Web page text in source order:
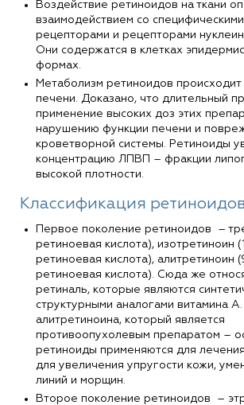
Воздействие ретиноидов на ткани
взаимодействием со
рецепторами и рецепторами
Они содержатся в клетках
формах.
Метаболизм ретиноидов происходит
печени. Доказано, что длительный
применение высоких доз этих
нарушению функции печени и
кроветворной системы. Ретиноиды
концентрацию ЛПВП – фракции
высокой плотности.
Классификация
Первое поколение ретиноидов –
ретиноевая кислота), изотретиноин
ретиноевая кислота), алитретиноин
ретиноевая кислота). Сюда же
ретиналь, которые являются
структурными аналогами витамина
алитретиноина, который является
противоопухолевым препаратом –
ретиноиды применяются для
для увеличения упругости кожи,
линий и морщин.
Второе поколение ретиноидов –